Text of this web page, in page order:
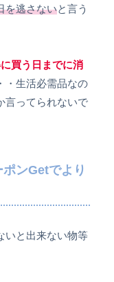
を逃さないと言う
買う日までに消
・生活必需品なの
言ってられないで
ンGetでより
いと出来ない物等